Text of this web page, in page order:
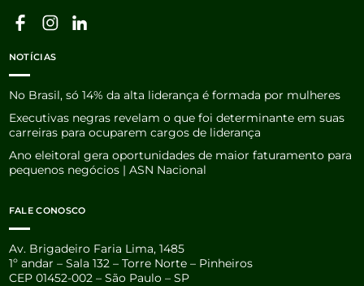
NOTÍCIAS
No Brasil, só 14% da alta liderança é formada por mulheres
Executivas negras revelam o que foi determinante em suas
carreiras para ocuparem cargos de liderança
Ano eleitoral gera oportunidades de maior faturamento para
pequenos negócios | ASN Nacional
FALE CONOSCO
Av. Brigadeiro Faria Lima, 1485
1º andar – Sala 132 – Torre Norte – Pinheiros
CEP 01452-002 – São Paulo – SP